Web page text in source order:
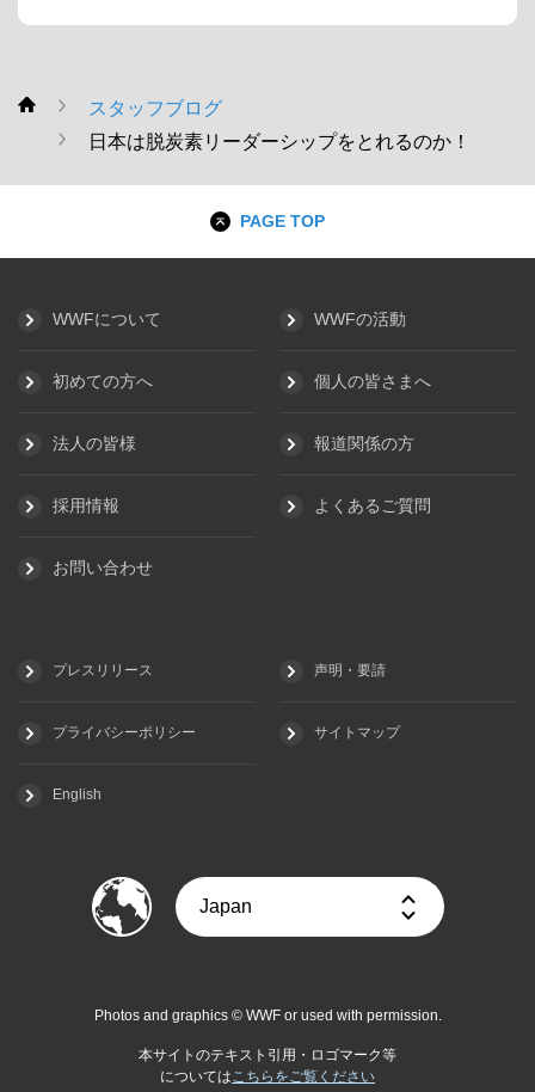
WWF
スタッフブログ
日本は脱炭素リーダーシップをとれるのか！
PAGE TOP
WWFについて WWFの活動
初めての方へ 個人の皆さまへ
法人の皆様 報道関係の方
採用情報 よくあるご質問
お問い合わせ
プレスリリース 声明・要請
プライバシーポリシー サイトマップ
English
Photos and graphics © WWF or used with permission.
本サイトのテキスト引用・ロゴマーク等
については こちらをご覧ください